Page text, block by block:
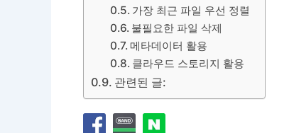
가장 최근 파일 우선 정렬
불필요한 파일 삭제
메타데이터 활용
클라우드 스토리지 활용
관련된 글: